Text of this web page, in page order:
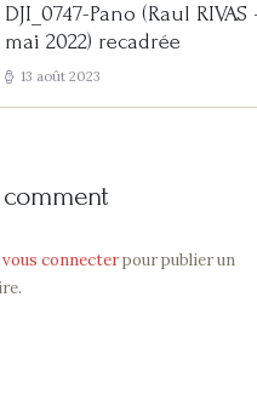
post:
DJI_0747-Pano (Raul RIVAS
mai 2022) recadrée
13 août 2023
comment
vous connecterpour publier un